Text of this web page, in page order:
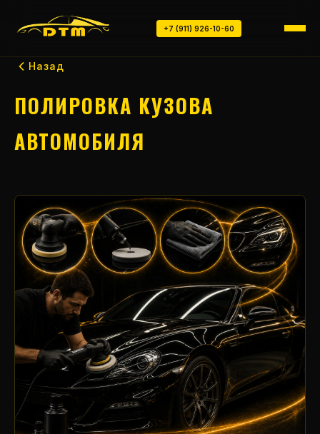
+7 (911) 926-10-60
Назад
ПОЛИРОВКА КУЗОВА
АВТОМОБИЛЯ